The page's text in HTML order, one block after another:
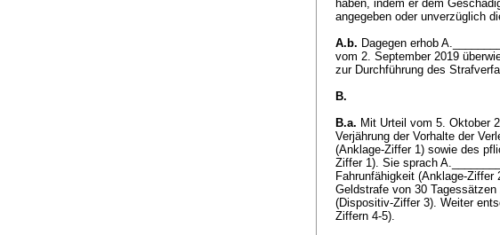
haben, indem er dem
angegeben oder unverzüglich
A.b. Dagegen erhob
vom 2. September 2019
zur Durchführung des
B.
B.a. Mit Urteil vom 5. Oktober
Verjährung der Vorhalte der
(Anklage-Ziffer 1) sowie des
Ziffer 1). Sie sprach
Fahrunfähigkeit (Anklage-
Geldstrafe von 30
(Dispositiv-Ziffer 3). Weiter
Ziffern 4-5).